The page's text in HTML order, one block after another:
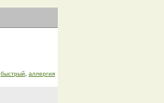
быстрый, аллергия